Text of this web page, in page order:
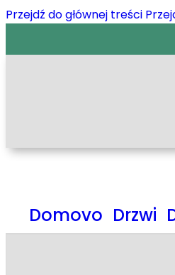
Przejdź do głównej treści
Domovo Drzwi